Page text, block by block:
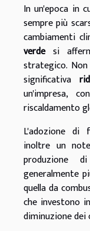
In un'epoca in
sempre più
cambiamenti
verdesi
strategico.
significativa
un'impresa,
riscaldamento
L'adozione di
inoltre un
produzione
generalmente
quella da
che investono
diminuzione